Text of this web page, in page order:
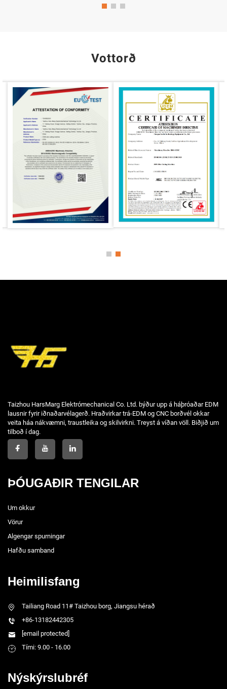
Vottorð
Taizhou HarsMarg Elektrómechanical Co. Ltd. býður upp á háþróaðar EDM
lausnir fyrir iðnaðarvélagerð. Hraðvirkar trá-EDM og CNC borðvél okkar
veita háa nákvæmni, traustleika og skilvirkni. Treyst á víðan völl. Biðjið um
tilboð í dag.
ÞÓUGAÐIR TENGILAR
Um okkur
Vörur
Algengar spurningar
Hafðu samband
Heimilisfang
Tailiang Road 11# Taizhou borg, Jiangsu hérað
+86-13182442305
[email protected]
Tími: 9.00 - 16.00
Nýskýrslubréf